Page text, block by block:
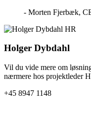
- Morten Fjerbæk,
Holger Dybdahl
Vil du vide mere om
nærmere hos projektleder
+45 8947 1148